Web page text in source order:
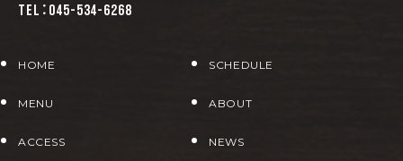
TEL：045-534-6268
HOME SCHEDULE
MENU ABOUT
ACCESS NEWS